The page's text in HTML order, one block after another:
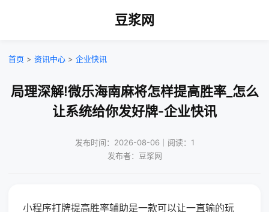
豆浆网
首页 > 资讯中心 > 企业快讯
局理深解!微乐海南麻将怎样提高胜率_怎么
让系统给你发好牌-企业快讯
发布时间：2026-08-06｜阅读：1
发布者：豆浆网
小程序打牌提高胜率辅助是一款可以让一直输的玩